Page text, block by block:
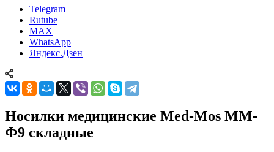
Telegram
Rutube
MAX
WhatsApp
Яндекс.Дзен
Носилки медицинские Med-Mos ММ-
Ф9 складные